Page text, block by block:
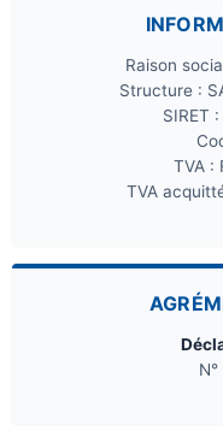
Raison
Structure :
SIRET
TVA :
TVA